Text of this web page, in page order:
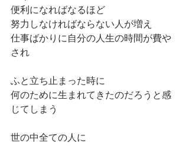
便利になればなるほど
努力しなければならない人が増え
仕事ばかりに自分の人生の時間が費や
され
ふと立ち止まった時に
何のために生まれてきたのだろうと感
じてしまう
世の中全ての人に